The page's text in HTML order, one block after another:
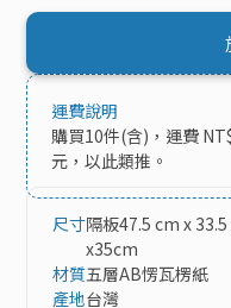
運費說明
購買10件(含)，運費
元，以此類推。
尺寸隔板47.5 cm x
x35cm
材質五層AB愣瓦楞紙
產地台灣